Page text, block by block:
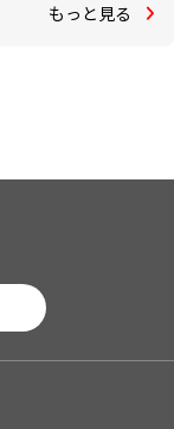
もっと見る